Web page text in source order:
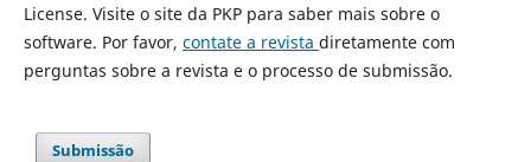
License. Visite o site da PKP para saber mais sobre o
software. Por favor, contate a revista diretamente com
perguntas sobre a revista e o processo de submissão.
Submissão